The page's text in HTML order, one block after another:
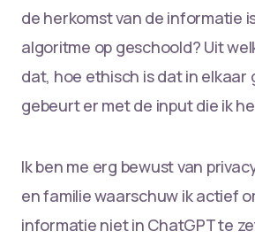
de herkomst van de informatie
algoritme op geschoold? Uit
dat, hoe ethisch is dat in elkaar
gebeurt er met de input die ik
Ik ben me erg bewust van
en familie waarschuw ik actief
informatie niet in ChatGPT te